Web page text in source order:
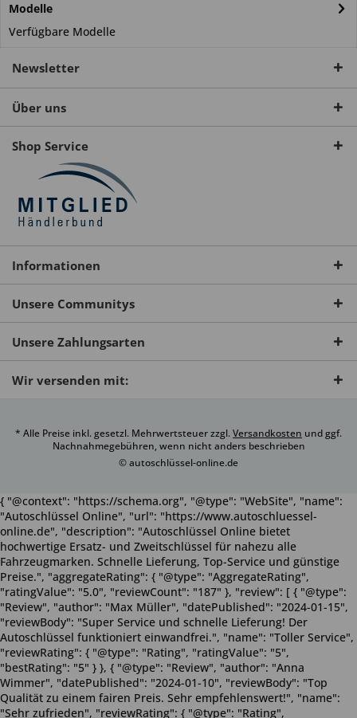
Modelle
Verfügbare Modelle
Newsletter
Über uns
Shop Service
Informationen
Unsere Communitys
Unsere Zahlungsarten
Wir versenden mit:
* Alle Preise inkl. gesetzl. Mehrwertsteuer zzgl.Versandkosten und ggf.
Nachnahmegebühren, wenn nicht anders beschrieben
© autoschlüssel-online.de
{ "@context": "https://schema.org", "@type": "WebSite", "name":
"Autoschlüssel Online", "url": "https://www.autoschluessel-
online.de", "description": "Autoschlüssel Online bietet
hochwertige Ersatz- und Zweitschlüssel für nahezu alle
Fahrzeugmarken. Schnelle Lieferung, Top-Service und günstige
Preise.", "aggregateRating": { "@type": "AggregateRating",
"ratingValue": "5.0", "reviewCount": "187" }, "review": [ { "@type":
"Review", "author": "Max Müller", "datePublished": "2024-01-15",
"reviewBody": "Super Service und schnelle Lieferung! Der
Autoschlüssel funktioniert einwandfrei.", "name": "Toller Service",
"reviewRating": { "@type": "Rating", "ratingValue": "5",
"bestRating": "5" } }, { "@type": "Review", "author": "Anna
Wimmer", "datePublished": "2024-01-10", "reviewBody": "Top
Qualität zu einem fairen Preis. Sehr empfehlenswert!", "name":
"Sehr zufrieden", "reviewRating": { "@type": "Rating",